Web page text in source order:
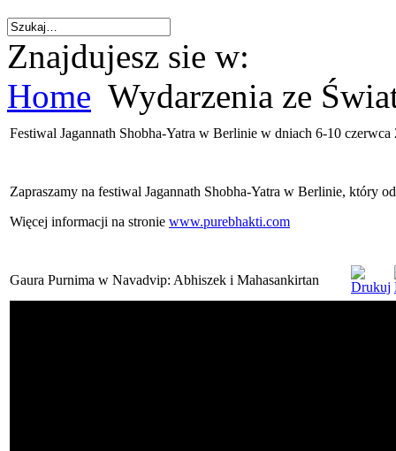
Znajdujesz sie w:
Home Wydarzenia ze
Festiwal Jagannath Shobha-Yatra w Berlinie w dniach 6-10 czerwca
Zapraszamy na festiwal Jagannath Shobha-Yatra w Berlinie, który
Więcej informacji na stronie www.purebhakti.com
Gaura Purnima w Navadvip: Abhiszek i Mahasankirtan